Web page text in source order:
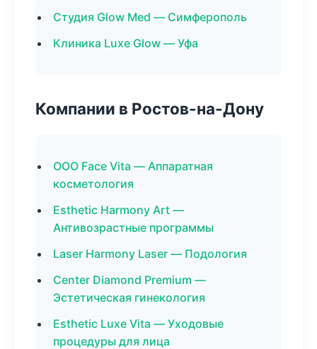
Студия Glow Med — Симферополь
Клиника Luxe Glow — Уфа
Компании в Ростов-на-Дону
ООО Face Vita — Аппаратная
косметология
Esthetic Harmony Art —
Антивозрастные программы
Laser Harmony Laser — Подология
Center Diamond Premium —
Эстетическая гинекология
Esthetic Luxe Vita — Уходовые
процедуры для лица